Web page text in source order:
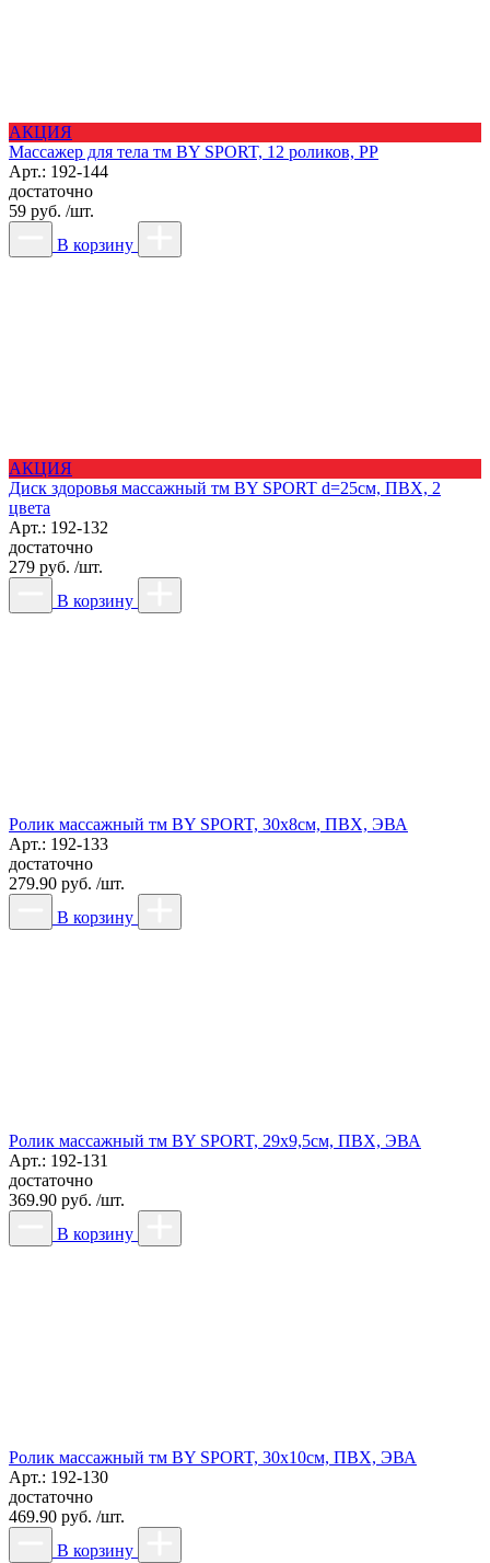
АКЦИЯ
Массажер для тела тм BY SPORT, 12 роликов, РР
Арт.: 192-144
достаточно
59 руб. /шт.
В корзину
АКЦИЯ
Диск здоровья массажный тм BY SPORT d=25см, ПВХ, 2
цвета
Арт.: 192-132
достаточно
279 руб. /шт.
В корзину
Ролик массажный тм BY SPORT, 30x8см, ПВХ, ЭВА
Арт.: 192-133
достаточно
279.90 руб. /шт.
В корзину
Ролик массажный тм BY SPORT, 29х9,5см, ПВХ, ЭВА
Арт.: 192-131
достаточно
369.90 руб. /шт.
В корзину
Ролик массажный тм BY SPORT, 30х10см, ПВХ, ЭВА
Арт.: 192-130
достаточно
469.90 руб. /шт.
В корзину